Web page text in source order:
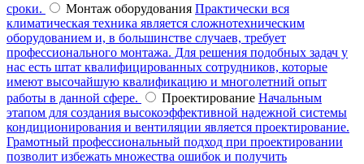
сроки.
Монтаж оборудования Практически вся
климатическая техника является сложнотехническим
оборудованием и, в большинстве случаев, требует
профессионального монтажа. Для решения подобных задач у
нас есть штат квалифицированных сотрудников, которые
имеют высочайшую квалификацию и многолетний опыт
работы в данной сфере.
Проектирование Начальным
этапом для создания высокоэффективной надежной системы
кондиционирования и вентиляции является проектирование.
Грамотный профессиональный подход при проектировании
позволит избежать множества ошибок и получить